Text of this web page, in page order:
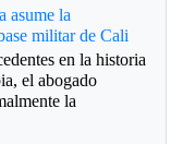
asume la
militar de Cali
en la historia
el abogado
la